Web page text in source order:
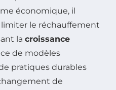
économique, il
le réchauffement
la croissance
de modèles
pratiques durables
de